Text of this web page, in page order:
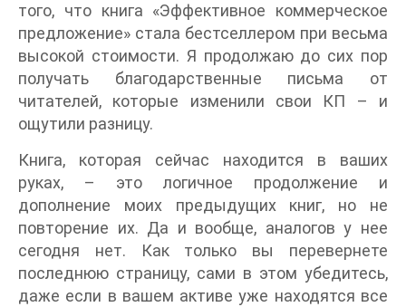
того, что книга «Эффективное коммерческое
предложение» стала бестселлером при весьма
высокой стоимости. Я продолжаю до сих пор
получать благодарственные письма от
читателей, которые изменили свои КП – и
ощутили разницу.
Книга, которая сейчас находится в ваших
руках, – это логичное продолжение и
дополнение моих предыдущих книг, но не
повторение их. Да и вообще, аналогов у нее
сегодня нет. Как только вы перевернете
последнюю страницу, сами в этом убедитесь,
даже если в вашем активе уже находятся все